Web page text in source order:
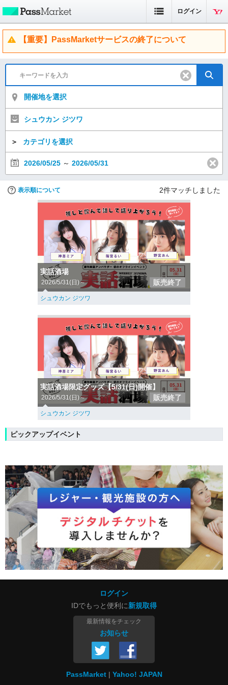
ログイン
【重要】PassMarketサービスの終了について
開催地を選択
シュウカン ジツワ
＞ カテゴリを選択
2026/05/25 ～ 2026/05/31
表示順について 2件マッチしました
実話酒場
2026/5/31(日)～ 販売終了
シュウカン ジツワ
実話酒場限定グッズ【5/31(日)開催】
2026/5/31(日)～ 販売終了
シュウカン ジツワ
ピックアップイベント
ログイン
IDでもっと便利に新規取得
最新情報をチェック
お知らせ
PassMarket Yahoo! JAPAN